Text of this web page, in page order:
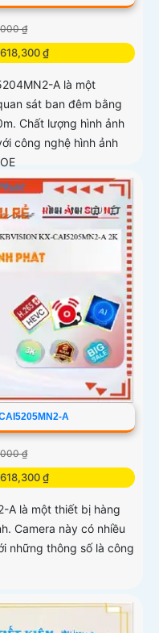
₫
₫
A là một
sát ban đêm bằng
Chất lượng hình ảnh
công nghệ hình ảnh
A
₫
₫
A là một thiết bị hàng
Camera này có nhiều
những thông số là công